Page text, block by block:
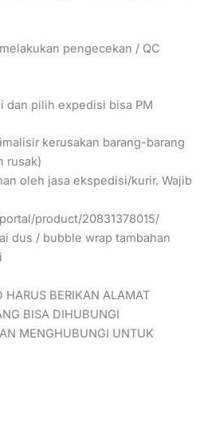
pengecekan / QC
dan pilih expedisi bisa PM
kerusakan barang-barang
rusak)
oleh jasa ekspedisi/kurir. Wajib
product/20831378015/
dus / bubble wrap tambahan
HARUS BERIKAN ALAMAT
BISA DIHUBUNGI
MENGHUBUNGI UNTUK